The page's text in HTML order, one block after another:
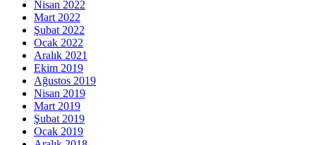
Nisan 2022
Mart 2022
Şubat 2022
Ocak 2022
Aralık 2021
Ekim 2019
Ağustos 2019
Nisan 2019
Mart 2019
Şubat 2019
Ocak 2019